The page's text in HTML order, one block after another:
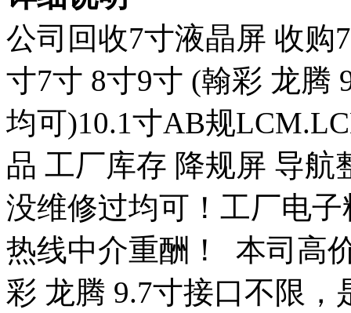
公司回收7寸液晶屏 收购
寸7寸 8寸9寸 (翰彩 龙腾
均可)10.1寸AB规
品 工厂库存 降规屏 导
没维修过均可！工厂电
热线中介重酬！ 本司高
彩 龙腾 9.7寸接口不限